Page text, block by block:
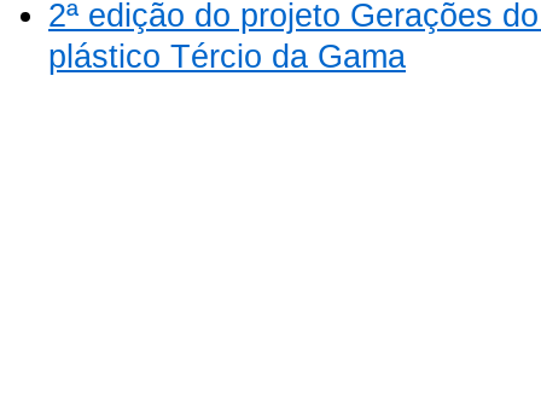
2ª edição do projeto Gerações
plástico Tércio da Gama